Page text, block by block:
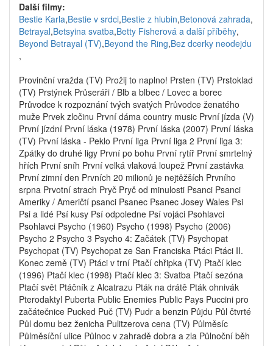
Další filmy:
Bestie Karla,Bestie v srdci,Bestie z hlubin,Betonová zahrada,
Betrayal,Betsyina svatba,Betty Fisherová a další příběhy,
Beyond Betrayal (TV),Beyond the Ring,Bez dcerky neodejdu
,
Provinční vražda (TV) Prožij to naplno! Prsten (TV) Prstoklad
(TV) Prstýnek Průseráři / Blb a blbec / Lovec a borec
Průvodce k rozpoznání tvých svatých Průvodce ženatého
muže Prvek zločinu První dáma country music První jízda (V)
První jízdní První láska (1978) První láska (2007) První láska
(TV) První láska - Peklo První liga První liga 2 První liga 3:
Zpátky do druhé ligy První po bohu První rytíř První smrtelný
hřích První sníh První velká vlaková loupež První zastávka
První zimní den Prvních 20 milionů je nejtěžších Prvního
srpna Prvotní strach Pryč Pryč od minulosti Psanci Psanci
Ameriky / Američtí psanci Psanec Psanec Josey Wales Psi
Psi a lidé Psí kusy Psí odpoledne Psí vojáci Psohlavci
Psohlavci Psycho (1960) Psycho (1998) Psycho (2006)
Psycho 2 Psycho 3 Psycho 4: Začátek (TV) Psychopat
Psychopat (TV) Psychopat ze San Franciska Ptáci Ptáci II.
Konec země (TV) Ptáci v trní Ptačí chřipka (TV) Ptačí klec
(1996) Ptačí klec (1998) Ptačí klec 3: Svatba Ptačí sezóna
Ptačí svět Ptáčník z Alcatrazu Pták na drátě Pták ohnivák
Pterodaktyl Puberta Public Enemies Public Pays Puccini pro
začátečnice Pucked Puč (TV) Pudr a benzin Půjdu Půl čtvrté
Půl domu bez ženicha Pulitzerova cena (TV) Půlměsíc
Půlměsíční ulice Půlnoc v zahradě dobra a zla Půlnoční běh